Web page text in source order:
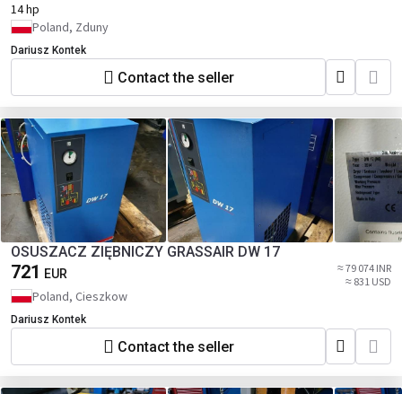
14 hp
Poland, Zduny
Dariusz Kontek
Contact the seller
OSUSZACZ ZIĘBNICZY GRASSAIR DW 17
721 EUR
≈ 79 074 INR
≈ 831 USD
Poland, Cieszkow
Dariusz Kontek
Contact the seller